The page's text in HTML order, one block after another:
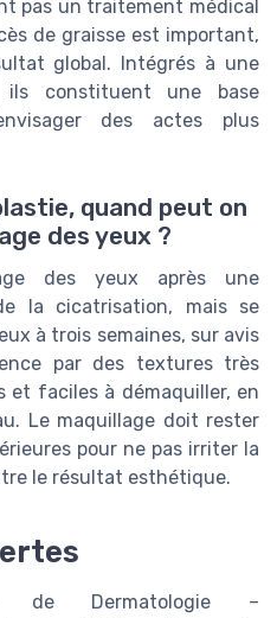
pas un traitement médical
de graisse est important,
global. Intégrés à une
constituent une base
des actes plus
quand peut on
des yeux ?
des yeux après une
la cicatrisation, mais se
à trois semaines, sur avis
par des textures très
et faciles à démaquiller, en
Le maquillage doit rester
pour ne pas irriter la
le résultat esthétique.
de Dermatologie –